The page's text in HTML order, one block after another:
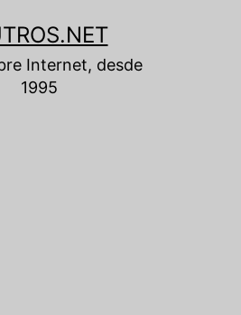
Internet, desde
1995